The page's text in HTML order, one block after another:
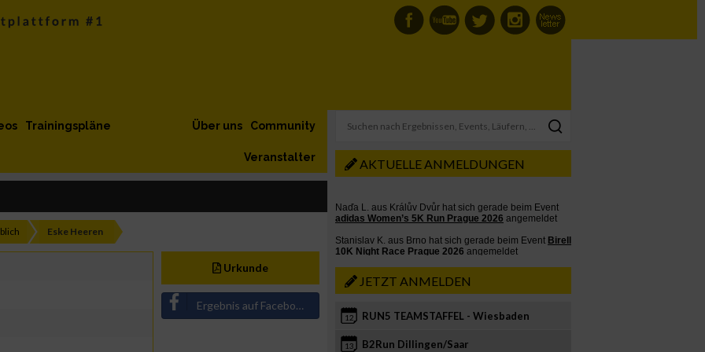
Trainingspläne Community
Über uns
Veranstalter
Eske Heeren
Urkunde
Ergebnis auf Facebook teilen
AKTUELLE ANMELDUNGEN
JETZT ANMELDEN
12 RUN5 TEAMSTAFFEL - Wiesbaden
13 B2Run Dillingen/Saar